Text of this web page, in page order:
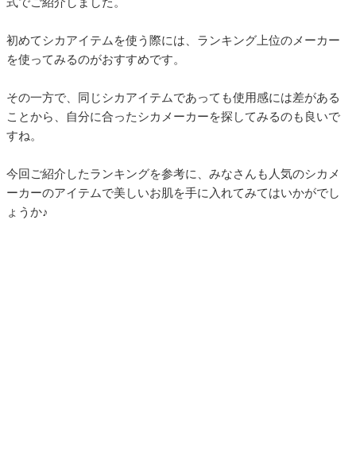
初めてシカアイテムを使う際には、ランキング上位のメーカー
を使ってみるのがおすすめです。
その一方で、同じシカアイテムであっても使用感には差がある
ことから、自分に合ったシカメーカーを探してみるのも良いで
すね。
今回ご紹介したランキングを参考に、みなさんも人気のシカメ
ーカーのアイテムで美しいお肌を手に入れてみてはいかがでし
ょうか♪